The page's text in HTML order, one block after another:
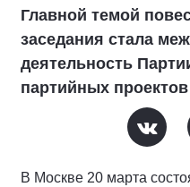
Главной темой
заседания стала
деятельность
партийных проектов
В Москве 20 марта